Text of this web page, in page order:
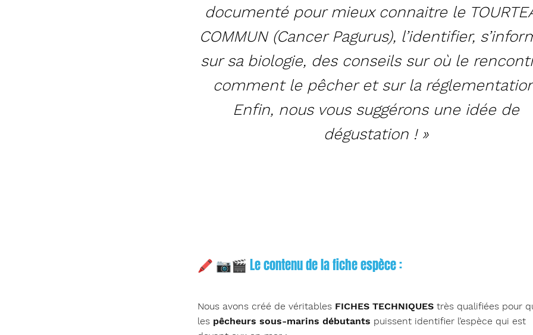
documenté pour mieux connaitre le
COMMUN (Cancer Pagurus), l’identifier,
sur sa biologie, des conseils sur où le
comment le pêcher et sur la
Enfin, nous vous suggérons une idée de
dégustation ! »
🖍 📷🎬 Le contenu de la fiche espèce :
Nous avons créé de véritables FICHES TECHNIQUES très qualifiées pour
les pêcheurs sous-marins débutants puissent identifier l’espèce qui est